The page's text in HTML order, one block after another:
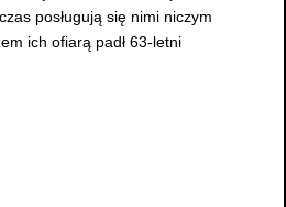
posługują się nimi niczym
ich ofiarą padł 63-letni